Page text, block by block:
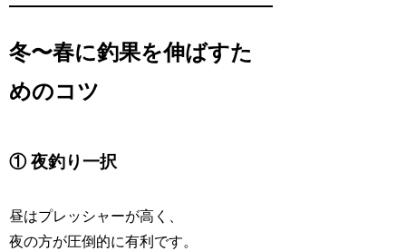
冬〜春に釣果を伸ばすた
めのコツ
① 夜釣り一択
昼はプレッシャーが高く、
夜の方が圧倒的に有利です。